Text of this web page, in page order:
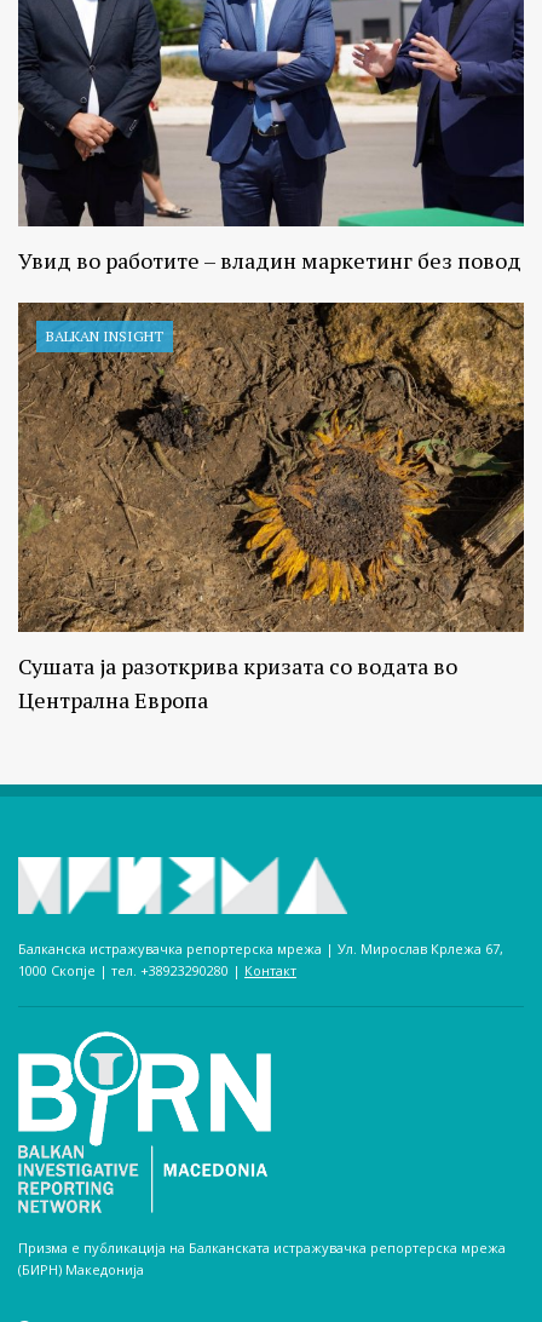
Увид во работите – владин маркетинг без повод
BALKAN INSIGHT
Сушата ја разоткрива кризата со водата во
Централна Европа
Балканска истражувачка репортерска мрежа | Ул. Мирослав Крлежа 67,
1000 Скопје | тел. +38923290280­ | Контакт
Призма е публикација на Балканската истражувачка репортерска мрежа
(БИРН) Македонија